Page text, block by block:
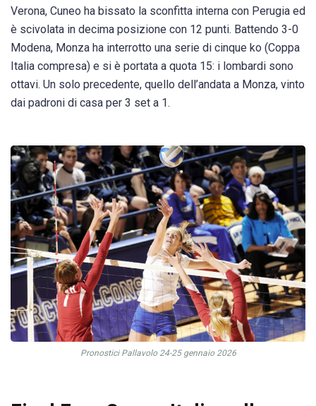
Verona, Cuneo ha bissato la sconfitta interna con Perugia ed
è scivolata in decima posizione con 12 punti. Battendo 3-0
Modena, Monza ha interrotto una serie di cinque ko (Coppa
Italia compresa) e si è portata a quota 15: i lombardi sono
ottavi. Un solo precedente, quello dell’andata a Monza, vinto
dai padroni di casa per 3 set a 1.
Pronostici Pallavolo 24-25 gennaio 2026